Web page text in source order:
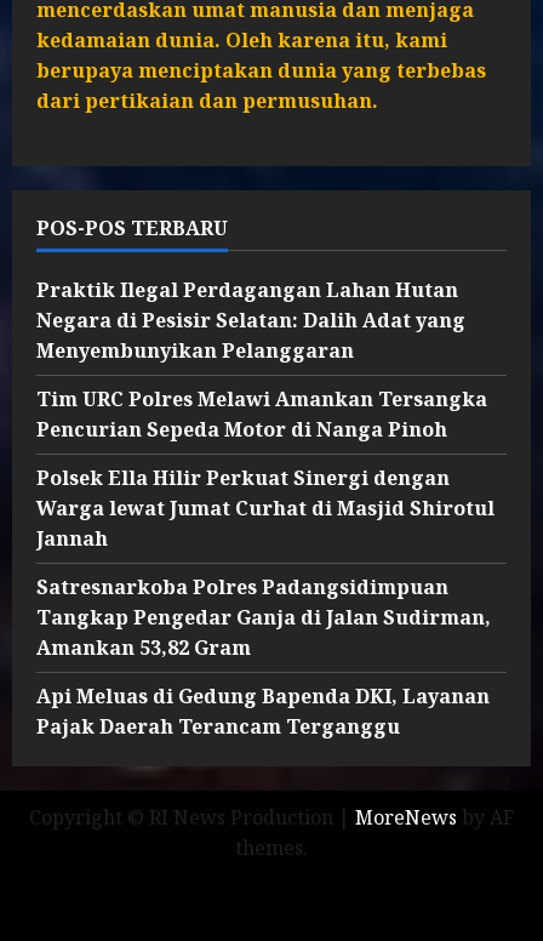
mencerdaskan umat manusia dan menjaga
kedamaian dunia. Oleh karena itu, kami
berupaya menciptakan dunia yang terbebas
dari pertikaian dan permusuhan.
POS-POS TERBARU
Praktik Ilegal Perdagangan Lahan Hutan
Negara di Pesisir Selatan: Dalih Adat yang
Menyembunyikan Pelanggaran
Tim URC Polres Melawi Amankan Tersangka
Pencurian Sepeda Motor di Nanga Pinoh
Polsek Ella Hilir Perkuat Sinergi dengan
Warga lewat Jumat Curhat di Masjid Shirotul
Jannah
Satresnarkoba Polres Padangsidimpuan
Tangkap Pengedar Ganja di Jalan Sudirman,
Amankan 53,82 Gram
Api Meluas di Gedung Bapenda DKI, Layanan
Pajak Daerah Terancam Terganggu
Copyright © RI News Production | MoreNews by AF
themes.